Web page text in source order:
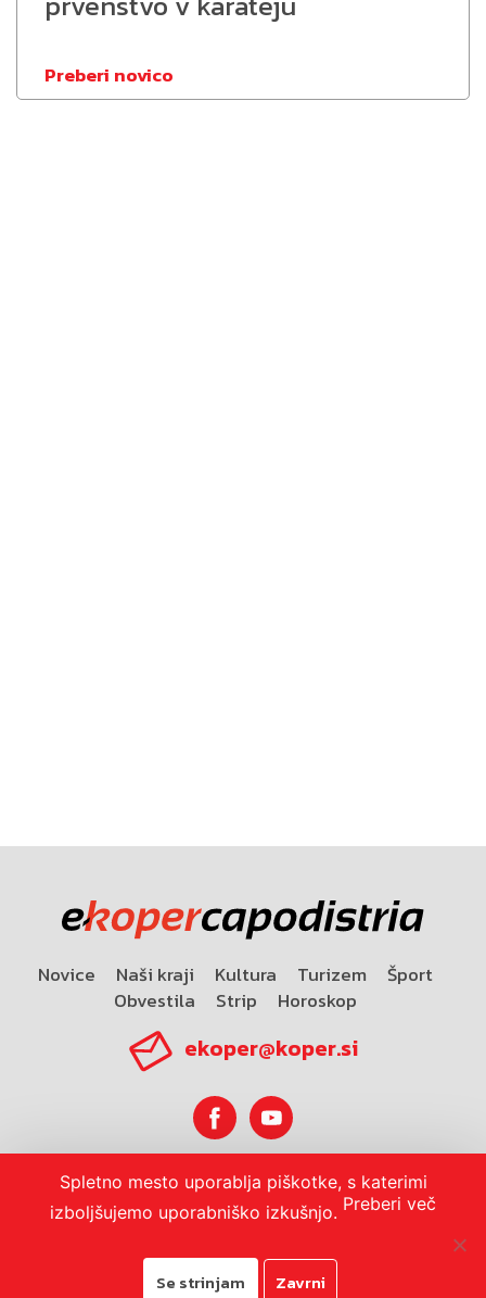
Preberi novico
Novice Naši kraji Kultura Turizem
Šport
Obvestila
Strip Horoskop
ekoper@koper.si
Horoskop
Spletno mesto uporablja piškotke, s katerimi
izboljšujemo uporabniško izkušnjo. Preberi več
Se strinjam Zavrni